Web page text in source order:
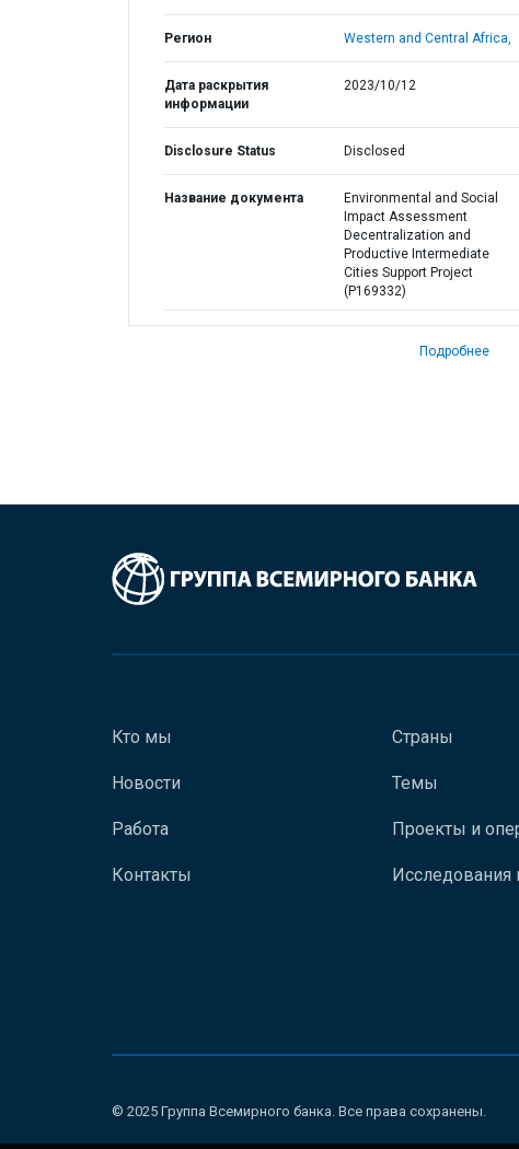
Регион Western and Central Africa,
Дата раскрытия
информации
2023/10/12
Disclosure Status Disclosed
Название документа
Environmental and Social
Impact Assessment
Decentralization and
Productive Intermediate
Cities Support Project
(P169332)
Подробнее
Кто мы
Новости
Работа
Контакты
Страны
Темы
Проекты и
Исследования
© 2025 Группа Всемирного банка. Все права сохранены.